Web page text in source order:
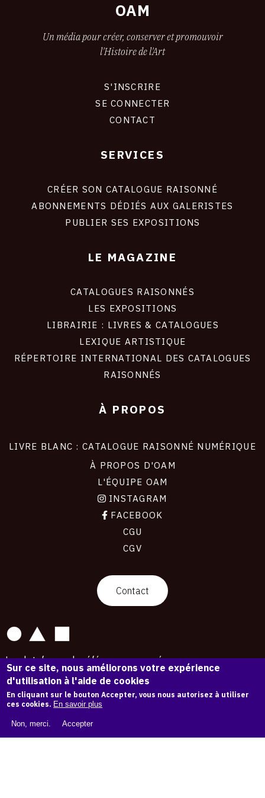
29
JUILLET
OAM
Un média pour créer, conserver et promouvoir
l'Histoire de l'Art
S'INSCRIRE
SE CONNECTER
CONTACT
SERVICES
CRÉER SON CATALOGUE RAISONNÉ
ABONNEMENTS DÉDIÉS AUX GALERISTES
PUBLIER SES EXPOSITIONS
LE MAGAZINE
CATALOGUES RAISONNÉS
LES EXPOSITIONS
LIBRAIRIE : LIVRES & CATALOGUES
LEXIQUE ARTISTIQUE
RÉPERTOIRE INTERNATIONAL DES CATALOGUES
RAISONNÉS
À PROPOS
LIVRE BLANC : CATALOGUE RAISONNÉ NUMÉRIQUE
À PROPOS D'OAM
L'ÉQUIPE OAM
INSTAGRAM
FACEBOOK
CGU
CGV
Contact
La plateforme de référence pour créer,
conserver et promouvoir l'Histoire de l'Art.
Des catalogues raisonnés aux archives
d'expositions.
43 254 œuvres d'art — 7 587 expositions
Copyright © OAM 2026. Tous droits réservés.
Sur ce site, nous améliorons votre expérience
d'utilisation à l'aide de cookies
En cliquant sur le bouton Accepter, vous nous autorisez à utiliser
ces cookies. En savoir plus
Non, merci. Accepter